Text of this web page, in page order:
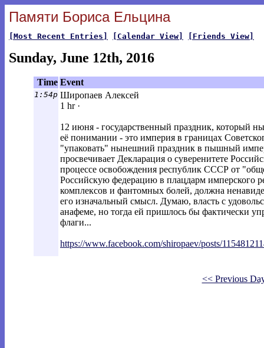
Памяти Бориса Ельцина
[Most Recent Entries] [Calendar View] [Friends View]
Sunday, June 12th, 2016
Time Event
1:54p Широпаев Алексей
1 hr ·
12 июня - государственный праздник, который
её понимании - это империя в границах
"упаковать" нынешний праздник в пышный
просвечивает Декларация о суверенитете
процессе освобождения республик СССР от
Российскую федерацию в плацдарм имперского
комплексов и фантомных болей, должна
его изначальный смысл. Думаю, власть с
анафеме, но тогда ей пришлось бы фактически
флаги...
https://www.facebook.com/shiropaev/posts/
<< Previous